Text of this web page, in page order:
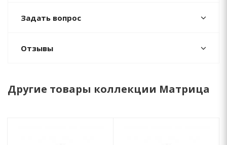
Задать вопрос
Отзывы
Другие товары коллекции Матрица